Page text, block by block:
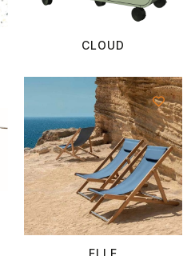
CLOUD
ELLE